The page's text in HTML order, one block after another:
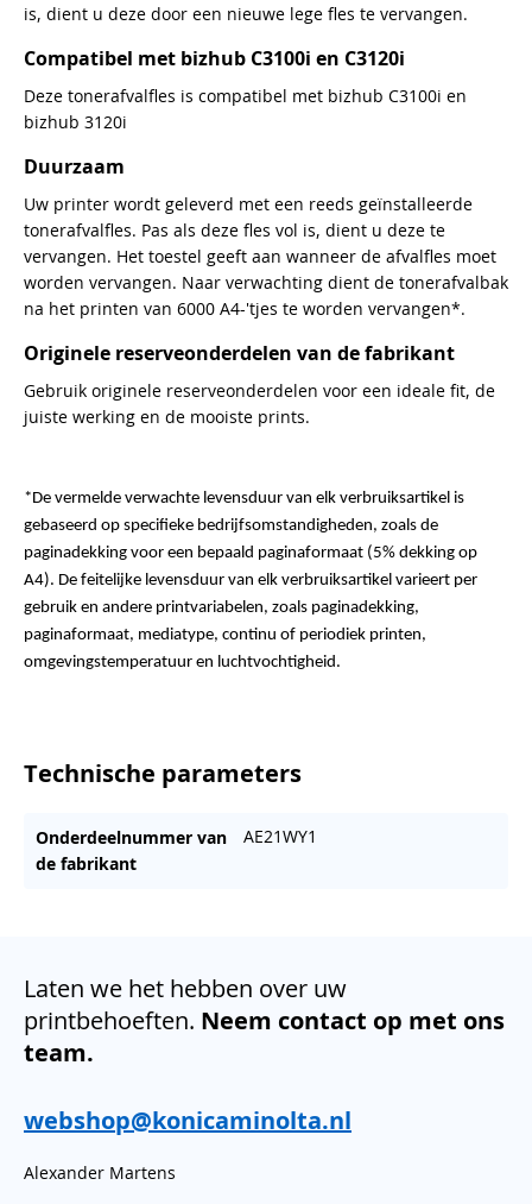
is, dient u deze door een nieuwe lege fles te vervangen.
Compatibel met bizhub C3100i en C3120i
Deze tonerafvalfles is compatibel met bizhub C3100i en
bizhub 3120i
Duurzaam
Uw printer wordt geleverd met een reeds geïnstalleerde
tonerafvalfles. Pas als deze fles vol is, dient u deze te
vervangen. Het toestel geeft aan wanneer de afvalfles moet
worden vervangen. Naar verwachting dient de tonerafvalbak
na het printen van 6000 A4-'tjes te worden vervangen*.
Originele reserveonderdelen van de fabrikant
Gebruik originele reserveonderdelen voor een ideale fit, de
juiste werking en de mooiste prints.
*De vermelde verwachte levensduur van elk verbruiksartikel is
gebaseerd op specifieke bedrijfsomstandigheden, zoals de
paginadekking voor een bepaald paginaformaat (5% dekking op
A4). De feitelijke levensduur van elk verbruiksartikel varieert per
gebruik en andere printvariabelen, zoals paginadekking,
paginaformaat, mediatype, continu of periodiek printen,
omgevingstemperatuur en luchtvochtigheid.
Technische parameters
Onderdeelnummer van
de fabrikant
AE21WY1
Laten we het hebben over uw
printbehoeften. Neem contact op met ons
team.
webshop@konicaminolta.nl
Alexander Martens